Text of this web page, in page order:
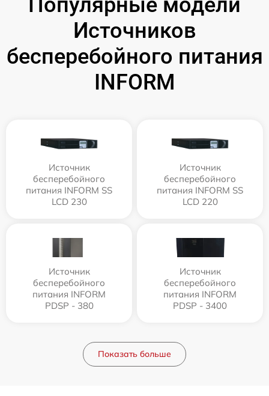
Источников
бесперебойного питания
INFORM
Источник
бесперебойного
питания INFORM SS
LCD 230
Источник
бесперебойного
питания INFORM SS
LCD 220
Источник
бесперебойного
питания INFORM
PDSP - 380
Источник
бесперебойного
питания INFORM
PDSP - 3400
Показать больше